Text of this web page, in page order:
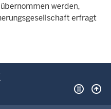
werden,
erfragt